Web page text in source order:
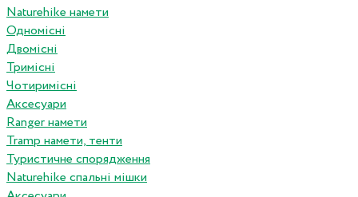
Naturehike намети
Одномісні
Двомісні
Тримісні
Чотиримісні
Аксесуари
Ranger намети
Tramp намети, тенти
Туристичне спорядження
Naturehike спальні мішки